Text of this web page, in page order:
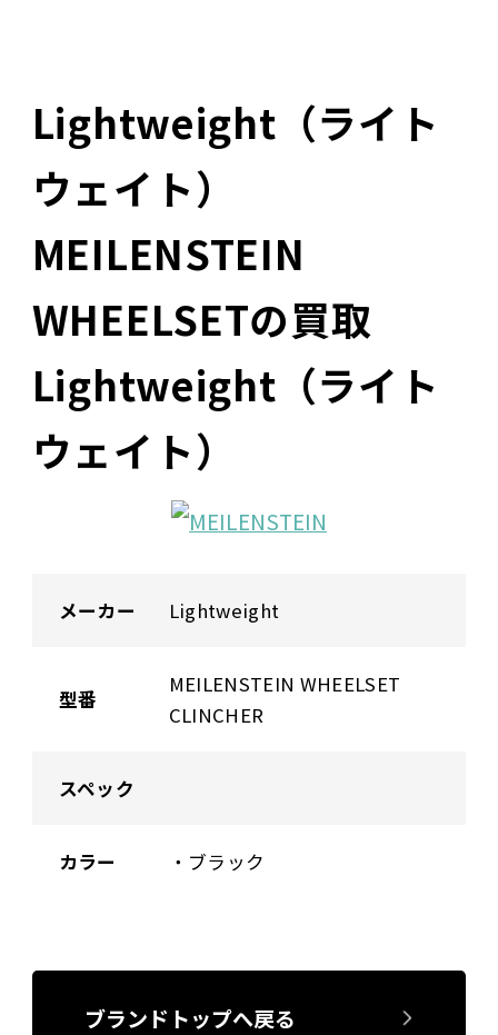
Lightweight（ライト
ウェイト）
MEILENSTEIN
WHEELSETの買取
Lightweight（ライト
ウェイト）
メーカー Lightweight
型番
MEILENSTEIN WHEELSET
CLINCHER
スペック
カラー ・ブラック
ブランドトップへ戻る